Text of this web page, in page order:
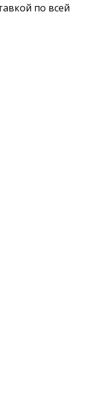
по всей